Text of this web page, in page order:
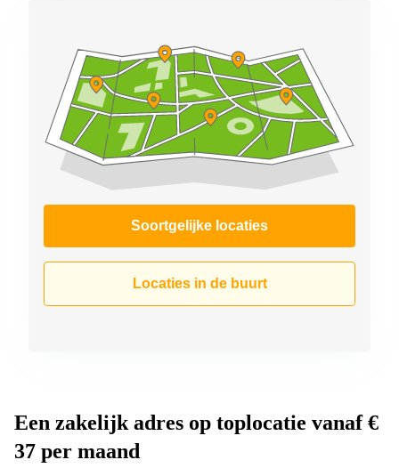
à louer en
Bruxelles
Kantoor
te huur
in Sint-
Niklaas
Soortgelijke locaties
Locaties in de buurt
Een zakelijk adres op toplocatie vanaf €
37 per maand